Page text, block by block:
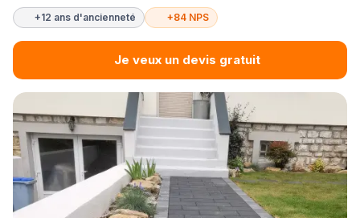
+12 ans d'ancienneté +84 NPS
Je veux un devis gratuit